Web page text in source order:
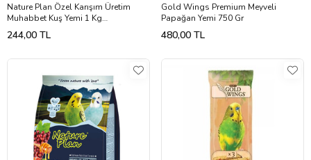
Nature Plan Özel Karışım Üretim
Muhabbet Kuş Yemi 1 Kg
(ÇUVALDAN BÖLME)
244,00 TL
Gold Wings Premium Meyveli
Papağan Yemi 750 Gr
480,00 TL